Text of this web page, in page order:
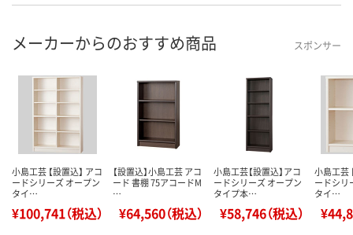
メーカーからのおすすめ商品 スポンサー
小島工芸 【設置込】 アコ
ードシリーズ オープン
タイ…
¥100,741（税込）
【設置込】小島工芸 アコ
ード 書棚 75アコードM
…
¥64,560（税込）
小島工芸【設置込】アコ
ードシリーズ オープン
タイプ本…
¥58,746（税込）
小島工芸
ードシリ
タイ…